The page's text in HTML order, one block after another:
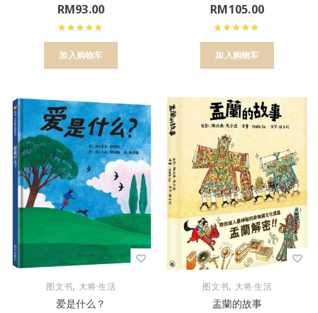
RM93.00
加入购物车
RM105.00
加入购物车
图文书, 大将·生活
爱是什么？
图文书, 大将·生活
盂蘭的故事